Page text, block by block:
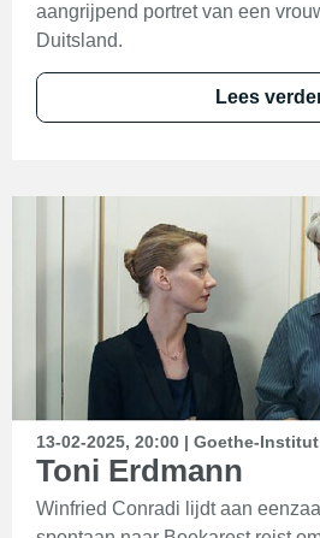
aangrijpend portret van een
Duitsland.
Lees
13-02-2025, 20:00 | Goethe-
Toni Erdmann
Winfried Conradi lijdt aan